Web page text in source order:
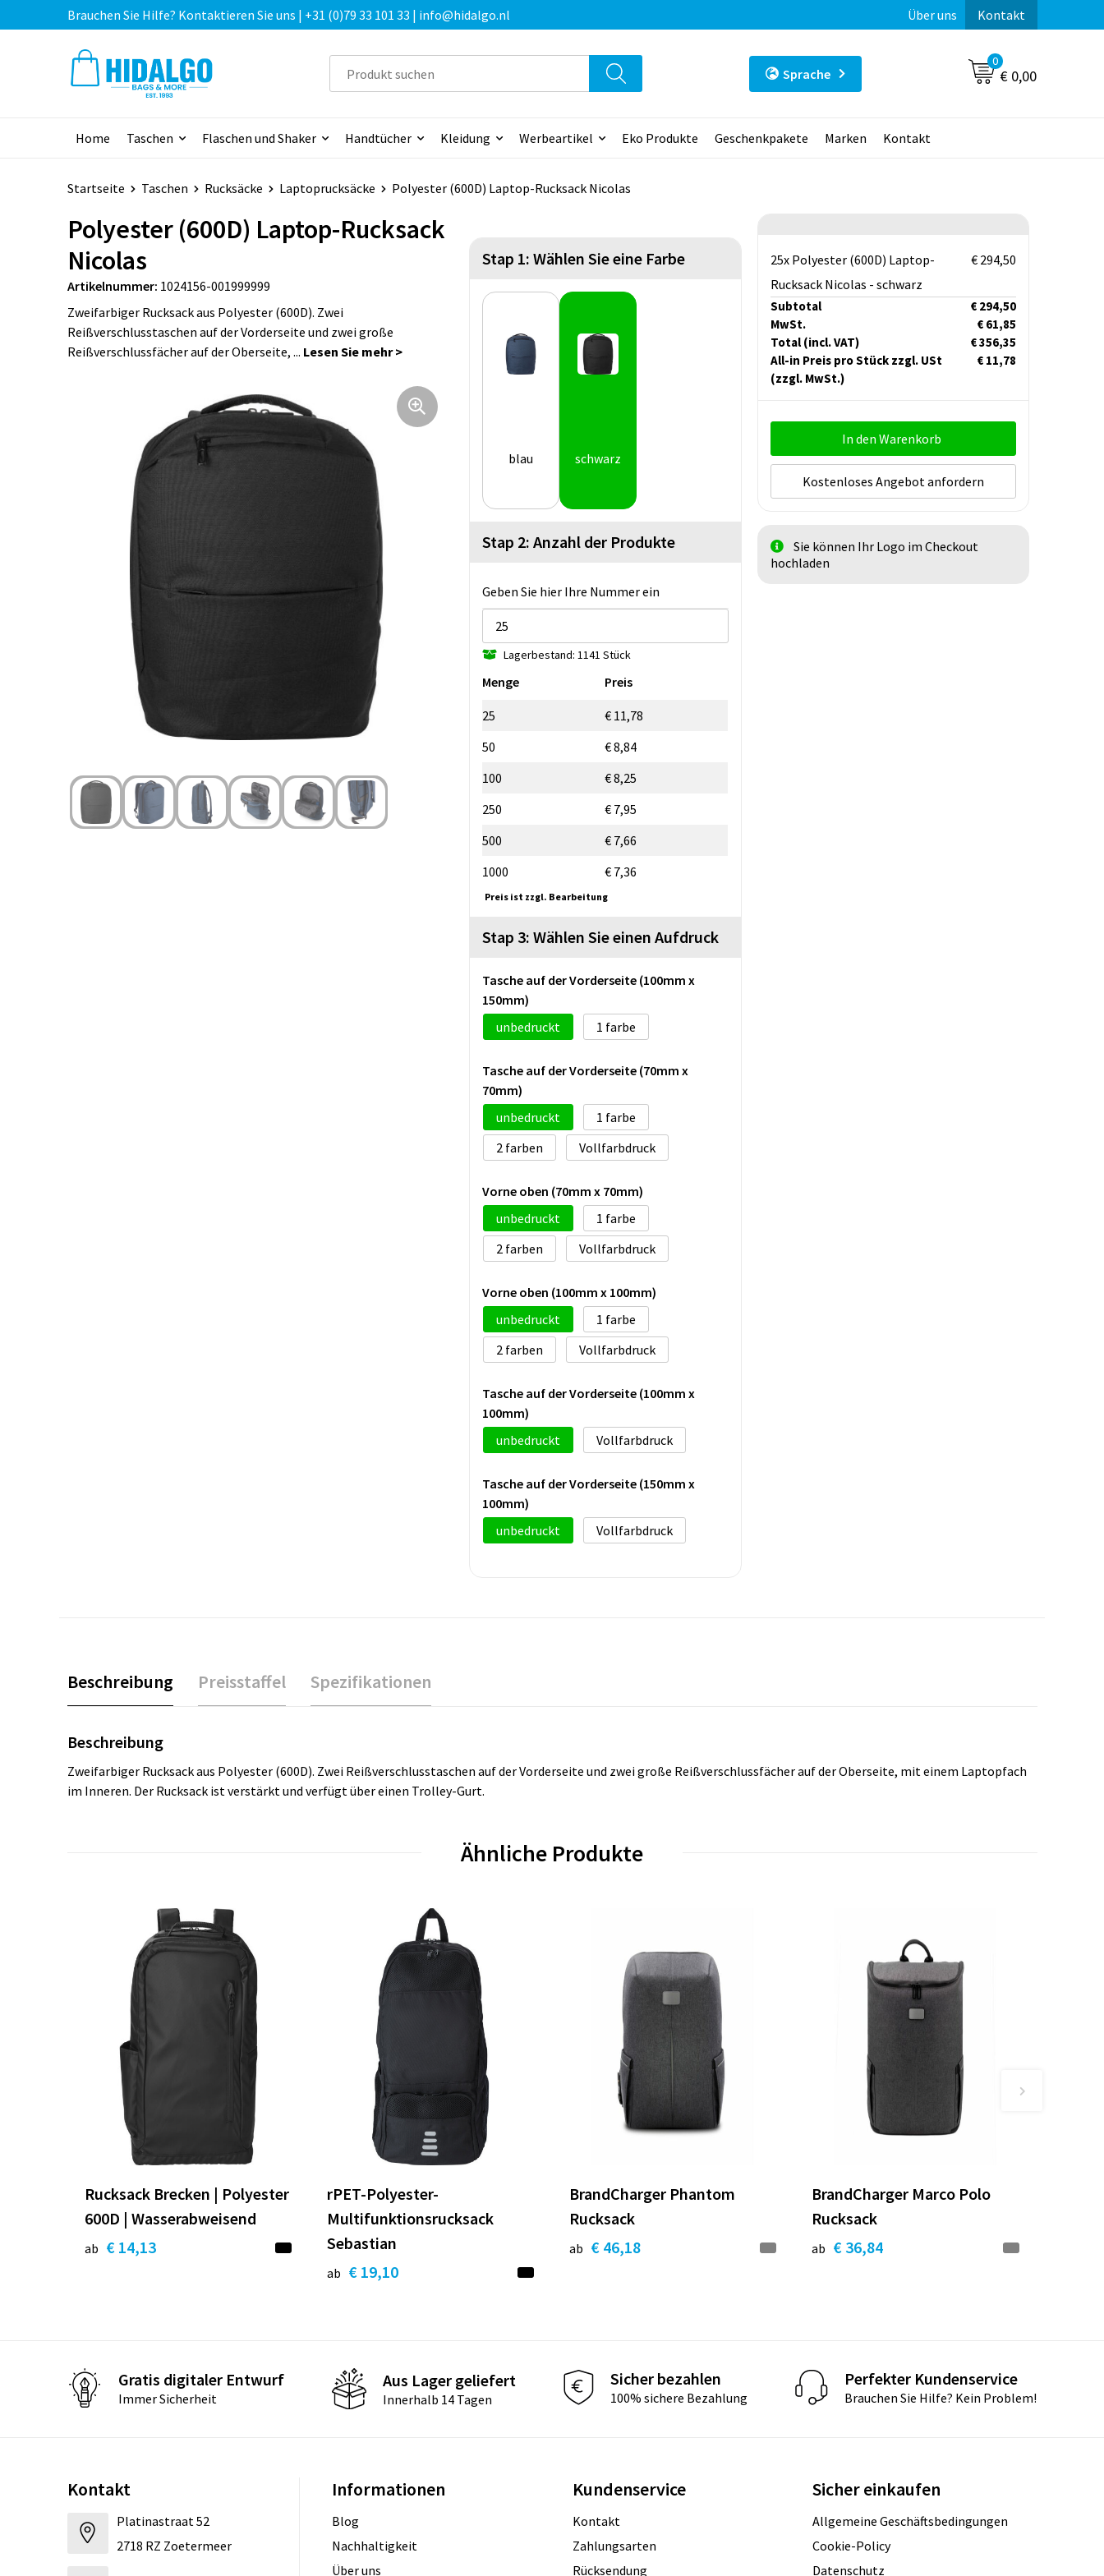
Brauchen Sie Hilfe? Kontaktieren Sie uns | +31 (0)79 33 101 33 | info@hidalgo.nl Über uns Kontakt
Sprache
0
€ 0,00
Home Taschen Flaschen und Shaker Handtücher Kleidung Werbeartikel Eko Produkte Geschenkpakete Marken Kontakt
Startseite Taschen Rucksäcke Laptoprucksäcke Polyester (600D) Laptop-Rucksack Nicolas
Polyester (600D) Laptop-Rucksack
Nicolas
Artikelnummer: 1024156-001999999
Zweifarbiger Rucksack aus Polyester (600D). Zwei
Reißverschlusstaschen auf der Vorderseite und zwei große
Reißverschlussfächer auf der Oberseite, ...
Stap 1: Wählen Sie eine Farbe
blau schwarz
Stap 2: Anzahl der Produkte
Geben Sie hier Ihre Nummer ein
Lagerbestand: 1141 Stück
Menge Preis
25
€ 11,78
50
€ 8,84
100
€ 8,25
250
€ 7,95
500
€ 7,66
1000
€ 7,36
Preis ist zzgl. Bearbeitung
Stap 3: Wählen Sie einen Aufdruck
Tasche auf der Vorderseite (100mm x
150mm)
unbedruckt
1
Tasche auf der Vorderseite (70mm x
70mm)
unbedruckt
1
2
Vollfarbdruck
Vorne oben (70mm x 70mm)
unbedruckt
1
2
Vollfarbdruck
Vorne oben (100mm x 100mm)
unbedruckt
1
2
Vollfarbdruck
Tasche auf der Vorderseite (100mm x
100mm)
unbedruckt
Vollfarbdruck
Tasche auf der Vorderseite (150mm x
100mm)
unbedruckt
Vollfarbdruck
25x Polyester (600D) Laptop-
Rucksack Nicolas - schwarz
€ 294,50
Subtotal
€ 294,50
MwSt.
€ 61,85
Total (incl. VAT)
€ 356,35
All-in Preis pro Stück zzgl. USt
(zzgl. MwSt.)
€ 11,78
In den Warenkorb
Kostenloses Angebot anfordern
Sie können Ihr Logo im Checkout
hochladen
Beschreibung Preisstaffel Spezifikationen
Beschreibung
Zweifarbiger Rucksack aus Polyester (600D). Zwei Reißverschlusstaschen auf der Vorderseite und zwei große Reißverschlussfächer auf der Oberseite, mit einem Laptopfach
im Inneren. Der Rucksack ist verstärkt und verfügt über einen Trolley-Gurt.
Ähnliche Produkte
Rucksack Brecken | Polyester
600D | Wasserabweisend
ab € 14,13
rPET-Polyester-
Multifunktionsrucksack
Sebastian
ab € 19,10
BrandCharger Phantom
Rucksack
ab € 46,18
BrandCharger Marco Polo
Rucksack
ab € 36,84
Gratis digitaler Entwurf
Immer Sicherheit
Aus Lager geliefert
Innerhalb 14 Tagen
Sicher bezahlen
100% sichere Bezahlung
Perfekter Kundenservice
Brauchen Sie Hilfe? Kein Problem!
Kontakt
Platinastraat 52
2718 RZ Zoetermeer
Informationen
Blog
Nachhaltigkeit
Über uns
Kundenservice
Kontakt
Zahlungsarten
Rücksendung
Sicher einkaufen
Allgemeine Geschäftsbedingungen
Cookie-Policy
Datenschutz